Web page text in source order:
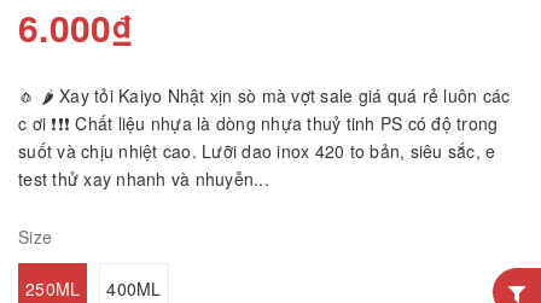
6.000₫
🧄 🌶️ Xay tỏi Kaiyo Nhật xịn sò mà vợt sale giá quá rẻ luôn các
c ơi ❗️❗️❗️ Chất liệu nhựa là dòng nhựa thuỷ tinh PS có độ trong
suốt và chịu nhiệt cao. Lưỡi dao inox 420 to bản, siêu sắc, e
test thử xay nhanh và nhuyễn...
Size
250ML 400ML